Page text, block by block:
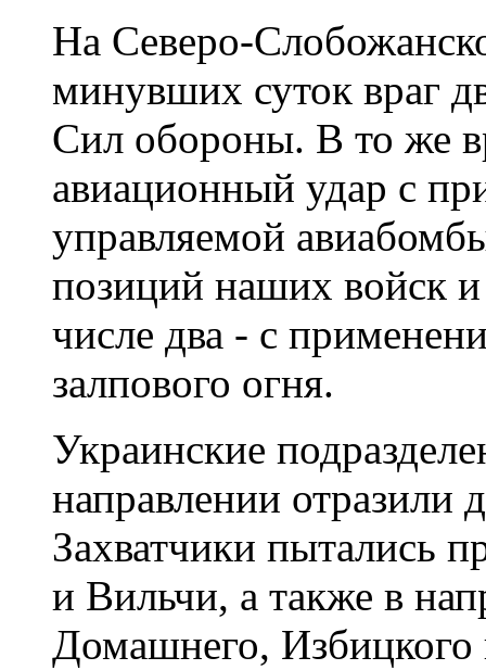
На Северо-
минувших суток враг
Сил обороны. В то же
авиационный удар с
управляемой
позиций наших войск
числе два - с
залпового огня.
Украинские
направлении отразили
Захватчики пытались
и Вильчи, а также в
Домашнего,